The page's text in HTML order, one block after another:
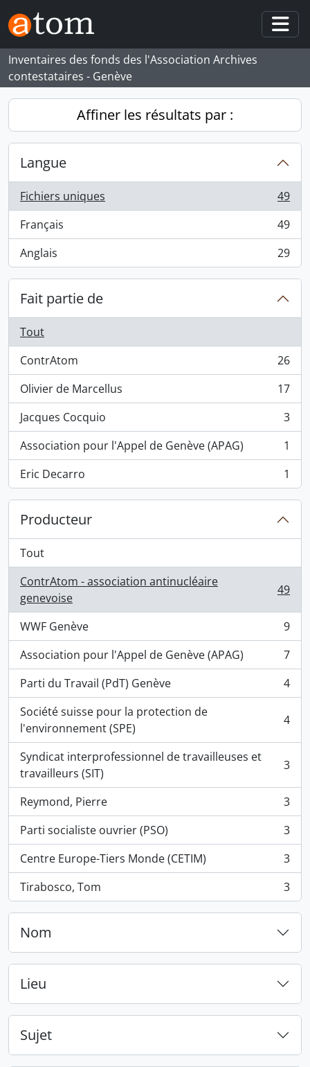
Skip to main content
Inventaires des fonds des l'Association Archives
contestataires - Genève
Affiner les résultats par :
Langue
Fichiers uniques
, 49 résultats
49
Français
, 49 résultats
49
Anglais
, 29 résultats 29
Fait partie de
Tout
ContrAtom
, 26 résultats
26
Olivier de Marcellus
, 17 résultats
17
Jacques Cocquio
, 3 résultats
3
Association pour l'Appel de Genève (APAG)
, 1 résultats
1
Eric Decarro
, 1 résultats 1
Producteur
Tout
ContrAtom - association antinucléaire
genevoise
, 49 résultats 49
WWF Genève
, 9 résultats
9
Association pour l'Appel de Genève (APAG)
, 7 résultats
7
Parti du Travail (PdT) Genève
, 4 résultats
4
Société suisse pour la protection de
l'environnement (SPE)
, 4 résultats 4
Syndicat interprofessionnel de travailleuses et
travailleurs (SIT)
, 3 résultats 3
Reymond, Pierre
, 3 résultats
3
Parti socialiste ouvrier (PSO)
, 3 résultats
3
Centre Europe-Tiers Monde (CETIM)
, 3 résultats
3
Tirabosco, Tom
, 3 résultats 3
Nom
Lieu
Sujet